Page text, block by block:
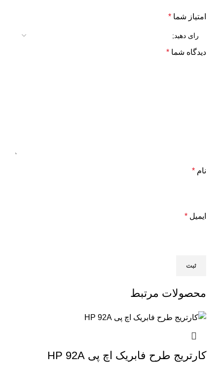
امتیاز شما *
دیدگاه شما *
نام *
ایمیل *
محصولات مرتبط
کارتریج طرح فابریک اچ پی HP 92A